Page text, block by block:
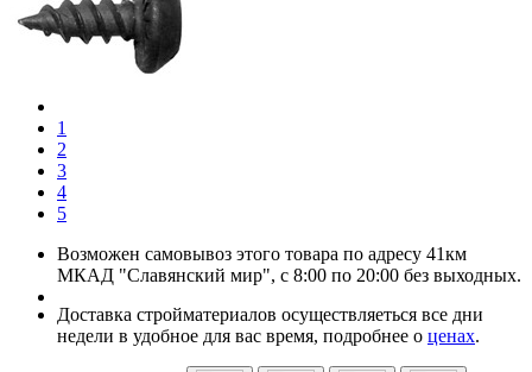
1
2
3
4
5
Возможен самовывоз этого товара по адресу 41км
МКАД "Славянский мир", с 8:00 по 20:00 без выходных.
Доставка стройматериалов осуществляеться все дни
недели в удобное для вас время, подробнее о ценах.